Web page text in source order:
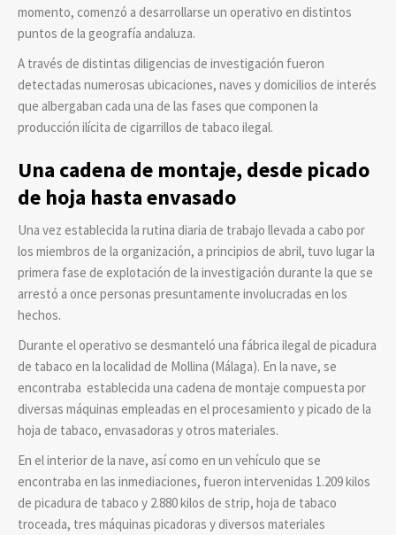
momento, comenzó a desarrollarse un operativo en distintos
puntos de la geografía andaluza.
A través de distintas diligencias de investigación fueron
detectadas numerosas ubicaciones, naves y domicilios de interés
que albergaban cada una de las fases que componen la
producción ilícita de cigarrillos de tabaco ilegal.
Una cadena de montaje, desde picado
de hoja hasta envasado
Una vez establecida la rutina diaria de trabajo llevada a cabo por
los miembros de la organización, a principios de abril, tuvo lugar la
primera fase de explotación de la investigación durante la que se
arrestó a once personas presuntamente involucradas en los
hechos.
Durante el operativo se desmanteló una fábrica ilegal de picadura
de tabaco en la localidad de Mollina (Málaga). En la nave, se
encontraba establecida una cadena de montaje compuesta por
diversas máquinas empleadas en el procesamiento y picado de la
hoja de tabaco, envasadoras y otros materiales.
En el interior de la nave, así como en un vehículo que se
encontraba en las inmediaciones, fueron intervenidas 1.209 kilos
de picadura de tabaco y 2.880 kilos de strip, hoja de tabaco
troceada, tres máquinas picadoras y diversos materiales